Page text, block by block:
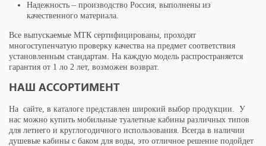
Надежность – производство Россия, выполнены из
качественного материала.
Все выпускаемые МТК сертифицированы, проходят
многоступенчатую проверку качества на предмет соответствия
установленным стандартам. На каждую модель распространяется
гарантия от 1 ло 2 лет, возможен возврат.
НАШ АССОРТИМЕНТ
На сайте, в каталоге представлен широкий выбор продукции. У
нас можно купить мобильные туалетные кабины различных типов
для летнего и круглогодичного использования. Всегда в наличии
душевые кабины с баком для воды, это отличное решение подойдет